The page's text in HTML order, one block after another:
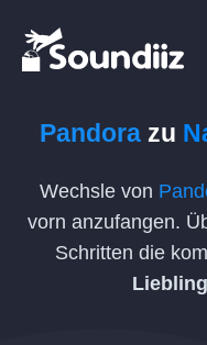
Pandora zu
Wechsle von
vorn anzufangen.
Schritten die